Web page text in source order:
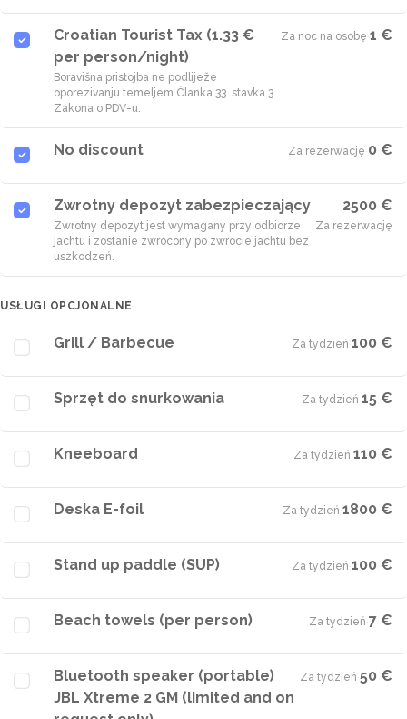
Croatian Tourist Tax (1.33 €
per person/night)
Boravišna pristojba ne podliježe
oporezivanju temeljem Članka 33. stavka 3.
Zakona o PDV-u.
Za noc na osobę·1 €
No discount Za rezerwację·0 €
Zwrotny depozyt zabezpieczający
Zwrotny depozyt jest wymagany przy odbiorze
jachtu i zostanie zwrócony po zwrocie jachtu bez
uszkodzeń.
2500 €
Za rezerwację
USŁUGI OPCJONALNE
Grill / Barbecue Za tydzień·100 €
Sprzęt do snurkowania Za tydzień·15 €
Kneeboard Za tydzień·110 €
Deska E-foil Za tydzień·1800 €
Stand up paddle (SUP) Za tydzień·100 €
Beach towels (per person) Za tydzień·7 €
Bluetooth speaker (portable)
JBL Xtreme 2 GM (limited and on
Za tydzień·50 €